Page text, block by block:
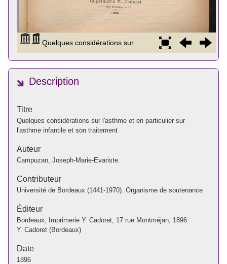
Description
Titre
Quelques considérations sur l'asthme et en particulier sur
l'asthme infantile et son traitement
Auteur
Campuzan, Joseph-Marie-Evariste.
Contributeur
Université de Bordeaux (1441-1970). Organisme de soutenance
Éditeur
Bordeaux, Imprimerie Y. Cadoret, 17 rue Montméjan, 1896
Y. Cadoret (Bordeaux)
Date
1896